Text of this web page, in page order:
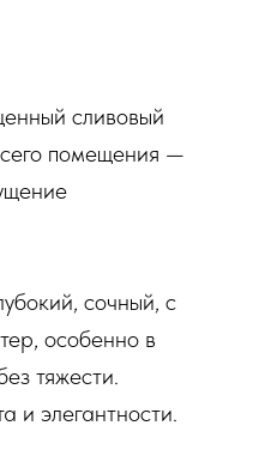
сливовый
помещения —
сочный, с
особенно в
тяжести.
и элегантности.